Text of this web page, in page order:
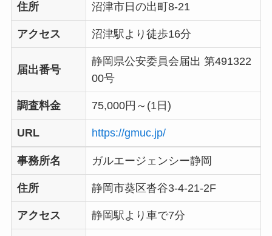
住所 沼津市日の出町8-21
アクセス 沼津駅より徒歩16分
届出番号
静岡県公安委員会届出 第491322
00号
調査料金 75,000円～(1日)
URL https://gmuc.jp/
事務所名 ガルエージェンシー静岡
住所 静岡市葵区沓谷3-4-21-2F
アクセス 静岡駅より車で7分